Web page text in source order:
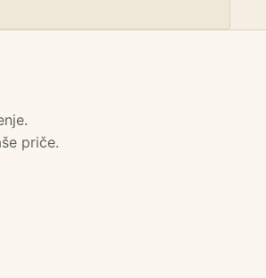
priče.